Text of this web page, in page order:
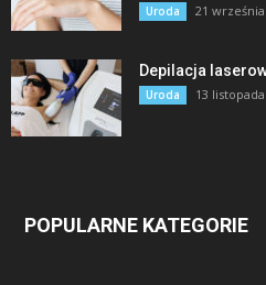
Uroda 21 września
Depilacja
Uroda 13 listopada
POPULARNE KATEGORIE